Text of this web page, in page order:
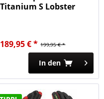
Titanium S Lobster
199,95 € *
189,95 € *
In den